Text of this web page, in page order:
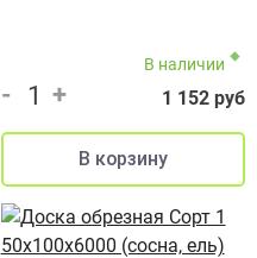
В наличии
- + 1 152 руб